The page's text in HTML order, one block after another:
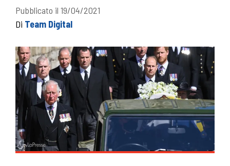
Pubblicato il 19/04/2021
Di Team Digital